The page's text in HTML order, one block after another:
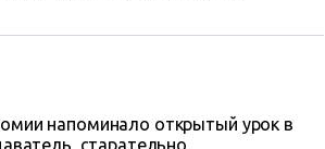
напоминало открытый урок в